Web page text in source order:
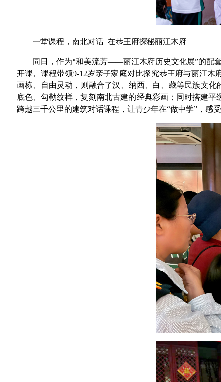
一堂课程，南北对话 在恭王府探秘丽江木府
同日，作为“和美流芳——丽江木府历史文化展”的配
开课。课程带领9-12岁亲子家庭对比探究恭王府与丽江
画栋、自由灵动，则融合了汉、纳西、白、藏等民族文
底色、勾勒纹样，复刻南北古建的经典彩画；同时搭建
跨越三千公里的建筑对话课程，让青少年在“做中学”，感